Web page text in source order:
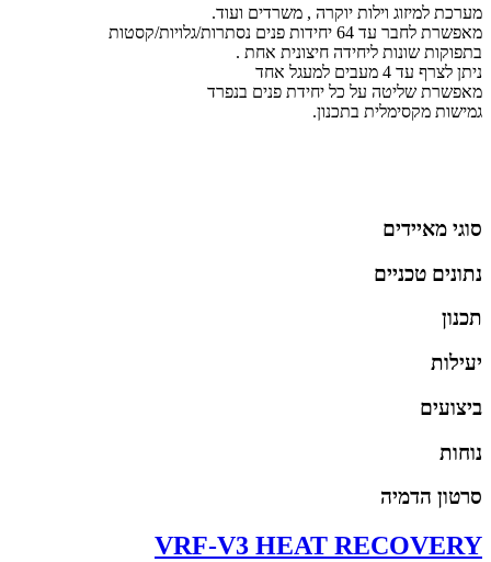
מערכת למיזוג וילות יוקרה , משרדים ועוד.
מאפשרת לחבר עד 64 יחידות פנים נסתרות/גלויות/קסטות
בתפוקות שונות ליחידה חיצונית אחת .
ניתן לצרף עד 4 מעבים למעגל אחד
מאפשרת שליטה על כל יחידת פנים בנפרד
גמישות מקסימלית בתכנון.
סוגי מאיידים
נתונים טכניים
תכנון
יעילות
ביצועים
נוחות
סרטון הדמיה
VRF-V3 HEAT RECOVERY